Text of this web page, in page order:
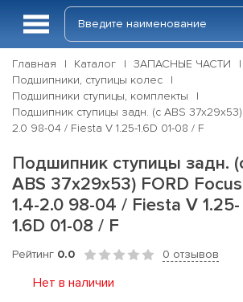
Главная Каталог
ЗАПАСНЫЕ ЧАСТИ
Подшипники, ступицы колес
Подшипники ступицы, комплекты
Подшипник ступицы задн. (с ABS 37x29x53)
2.0 98-04 / Fiesta V 1.25-1.6D 01-08 / F
Подшипник ступицы задн.
ABS 37x29x53) FORD
1.4-2.0 98-04 / Fiesta V 1.25-
1.6D 01-08 / F
Рейтинг 0.0 0 отзывов
Нет в наличии